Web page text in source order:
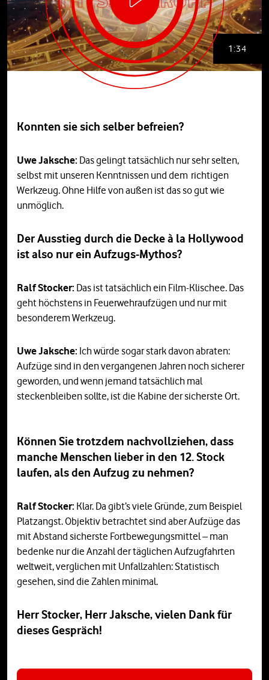
1:34
Konnten sie sich selber befreien?
Uwe Jaksche: Das gelingt tatsächlich nur sehr selten,
selbst mit unseren Kenntnissen und dem richtigen
Werkzeug. Ohne Hilfe von außen ist das so gut wie
unmöglich.
Der Ausstieg durch die Decke à la Hollywood
ist also nur ein Aufzugs-Mythos?
Ralf Stocker: Das ist tatsächlich ein Film-Klischee. Das
geht höchstens in Feuerwehraufzügen und nur mit
besonderem Werkzeug.
Uwe Jaksche: Ich würde sogar stark davon abraten:
Aufzüge sind in den vergangenen Jahren noch sicherer
geworden, und wenn jemand tatsächlich mal
steckenbleiben sollte, ist die Kabine der sicherste Ort.
Können Sie trotzdem nachvollziehen, dass
manche Menschen lieber in den 12. Stock
laufen, als den Aufzug zu nehmen?
Ralf Stocker: Klar. Da gibt’s viele Gründe, zum Beispiel
Platzangst. Objektiv betrachtet sind aber Aufzüge das
mit Abstand sicherste Fortbewegungsmittel – man
bedenke nur die Anzahl der täglichen Aufzugfahrten
weltweit, verglichen mit Unfallzahlen: Statistisch
gesehen, sind die Zahlen minimal.
Herr Stocker, Herr Jaksche, vielen Dank für
dieses Gespräch!